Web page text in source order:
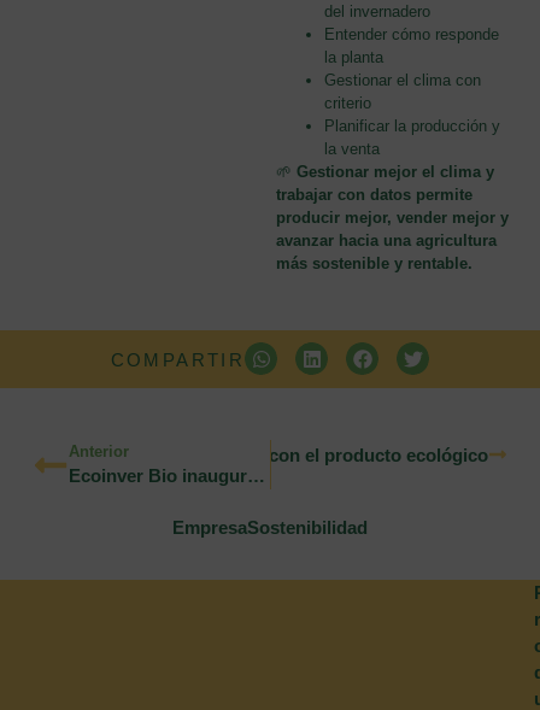
del invernadero
Entender cómo responde
la planta
Gestionar el clima con
criterio
Planificar la producción y
la venta
🌱 Gestionar mejor el clima y
trabajar con datos permite
producir mejor, vender mejor y
avanzar hacia una agricultura
más sostenible y rentable.
COMPARTIR
Anterior
Ecoinver Bio inaugura el laboratorio de ideas con un encuentro entre agricultores y expertos
y compromiso con el producto ecológico
EmpresaSostenibilidad
r